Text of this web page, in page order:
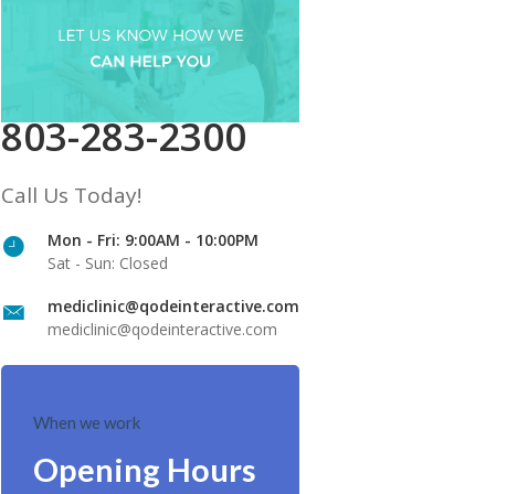
803-283-2300
Call Us Today!
Mon - Fri: 9:00AM - 10:00PM
Sat - Sun: Closed
mediclinic@qodeinteractive.com
mediclinic@qodeinteractive.com
When we work
Opening Hours